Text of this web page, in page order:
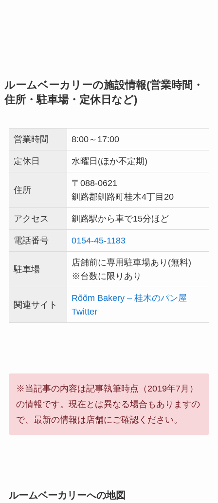
ルームベーカリーの施設情報(営業時間・
住所・駐車場・定休日など)
営業時間 8:00～17:00
定休日 水曜日(ほか不定期)
住所
〒088-0621
釧路郡釧路町桂木4丁目20
アクセス 釧路駅から車で15分ほど
電話番号 0154-45-1183
駐車場
店舗前に専用駐車場あり(無料)
※台数に限りあり
関連サイト
Rõõm Bakery – 桂木のパン屋
Twitter
※当記事の内容は記事執筆時点（2019年7月）
の情報です。現在とは異なる場合もありますの
で、最新の情報は店舗にご確認ください。
ルームベーカリーへの地図